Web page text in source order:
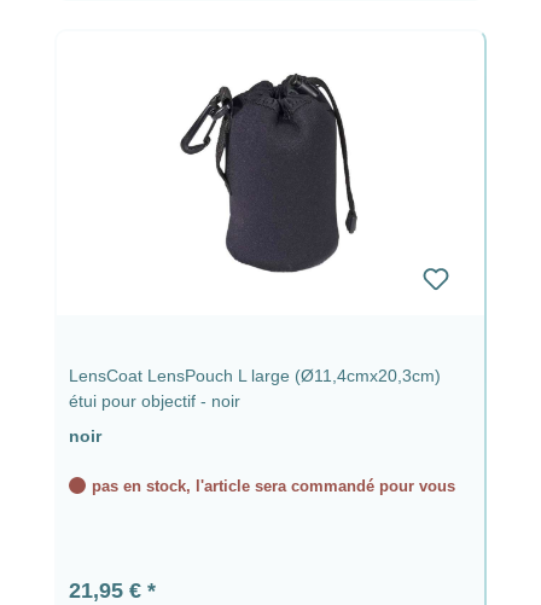
LensCoat LensPouch L large (Ø11,4cmx20,3cm)
étui pour objectif - noir
noir
pas en stock, l'article sera commandé pour vous
Prix régulier :
21,95 €